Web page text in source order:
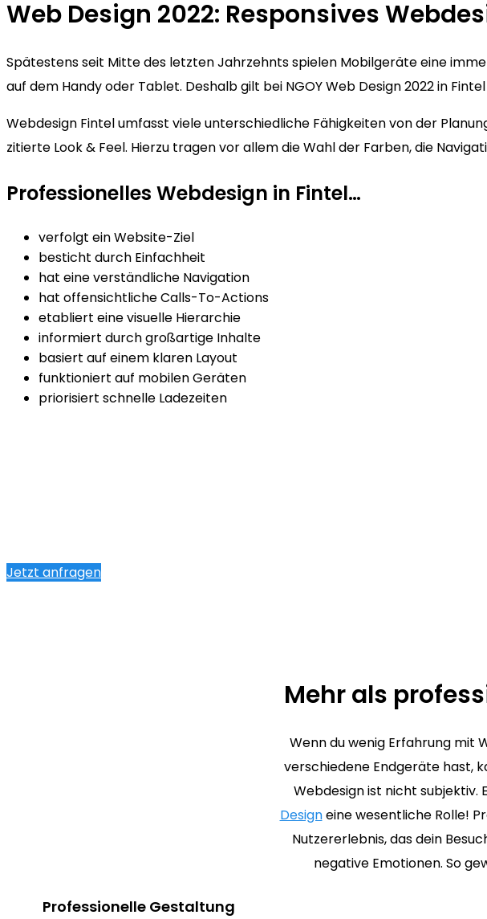
Web Design 2022: Responsives
Spätestens seit Mitte des letzten Jahrzehnts spielen Mobilgeräte eine
auf dem Handy oder Tablet. Deshalb gilt bei NGOY Web Design 2022 in
Webdesign Fintel umfasst viele unterschiedliche Fähigkeiten von der
zitierte Look & Feel. Hierzu tragen vor allem die Wahl der Farben, die
Professionelles Webdesign in Fintel…
verfolgt ein Website-Ziel
besticht durch Einfachheit
hat eine verständliche Navigation
hat offensichtliche Calls-To-Actions
etabliert eine visuelle Hierarchie
informiert durch großartige Inhalte
basiert auf einem klaren Layout
funktioniert auf mobilen Geräten
priorisiert schnelle Ladezeiten
Jetzt anfragen
Mehr als
Wenn du wenig Erfahrung mit
verschiedene Endgeräte hast,
Webdesign ist nicht
Designeine wesentliche Rolle!
Nutzererlebnis, das dein
negative Emotionen. So
Professionelle Gestaltung